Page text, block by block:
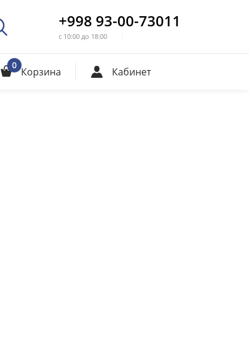
+998 93-00-73011
с 10:00 до 18:00
0 Корзина Кабинет